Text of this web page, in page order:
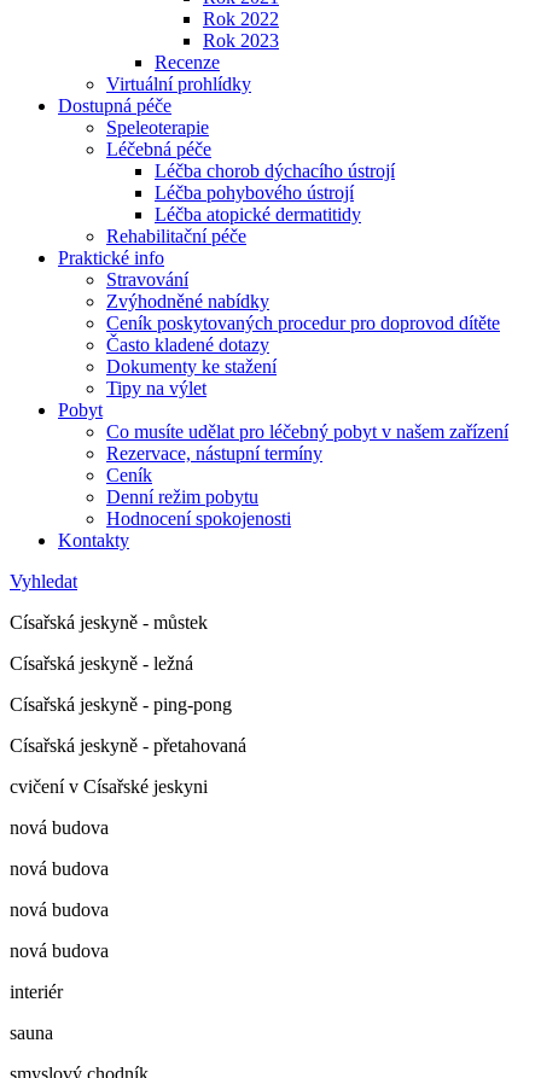
Rok 2022
Rok 2023
Recenze
Virtuální prohlídky
Dostupná péče
Speleoterapie
Léčebná péče
Léčba chorob dýchacího ústrojí
Léčba pohybového ústrojí
Léčba atopické dermatitidy
Rehabilitační péče
Praktické info
Stravování
Zvýhodněné nabídky
Ceník poskytovaných procedur pro doprovod dítěte
Často kladené dotazy
Dokumenty ke stažení
Tipy na výlet
Pobyt
Co musíte udělat pro léčebný pobyt v našem zařízení
Rezervace, nástupní termíny
Ceník
Denní režim pobytu
Hodnocení spokojenosti
Kontakty
Vyhledat
Císařská jeskyně - můstek
Císařská jeskyně - ležná
Císařská jeskyně - ping-pong
Císařská jeskyně - přetahovaná
cvičení v Císařské jeskyni
nová budova
nová budova
nová budova
nová budova
interiér
sauna
smyslový chodník